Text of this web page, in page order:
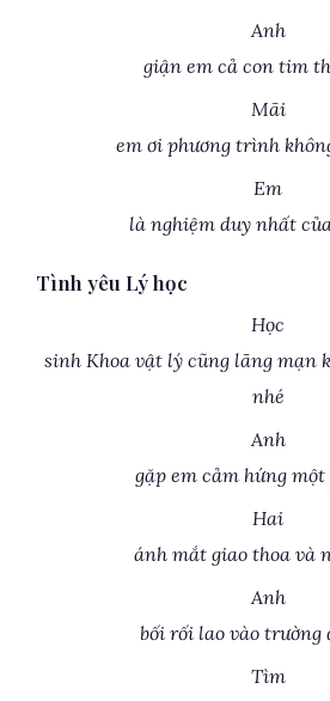
Anh
giận em cả con tim
Mãi
em ơi phương trình
Em
là nghiệm duy nhất
Tình yêu Lý học
Học
sinh Khoa vật lý cũng lãng mạn
nhé
Anh
gặp em cảm hứng
Hai
ánh mắt giao thoa và
Anh
bối rối lao vào trường
Tìm